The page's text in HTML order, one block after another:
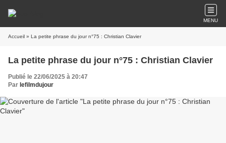
MENU
Accueil » La petite phrase du jour n°75 : Christian Clavier
La petite phrase du jour n°75 : Christian Clavier
Publié le 22/06/2025 à 20:47
Par lefilmdujour